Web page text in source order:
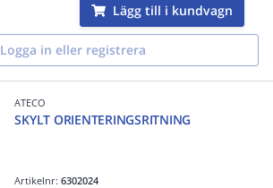
Lägg till i kundvagn
Logga in eller registrera
ATECO
SKYLT ORIENTERINGSRITNING
Artikelnr:6302024